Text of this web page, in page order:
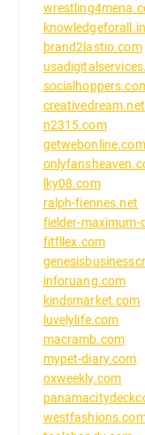
brand2lastio.com
creativedream.net
n2315.com
getwebonline.com
lky08.com
ralph-fiennes.net
fielder-maximum-
fitfllex.com
inforuang.com
kindsmarket.com
luvelylife.com
macramb.com
mypet-diary.com
oxweekly.com